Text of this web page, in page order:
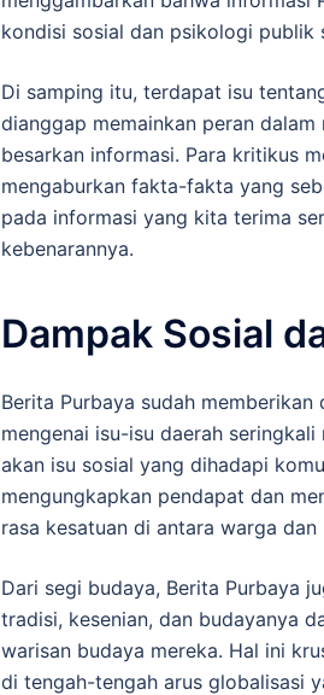
kondisi sosial dan psikologi publik
Di samping itu, terdapat isu
dianggap memainkan peran
besarkan informasi. Para kritikus
mengaburkan fakta-fakta yang
pada informasi yang kita terima
kebenarannya.
Dampak Sosial
Berita Purbaya sudah
mengenai isu-isu daerah
akan isu sosial yang dihadapi
mengungkapkan pendapat dan
rasa kesatuan di antara warga
Dari segi budaya, Berita Purbaya
tradisi, kesenian, dan budayanya
warisan budaya mereka. Hal ini
di tengah-tengah arus globalisasi